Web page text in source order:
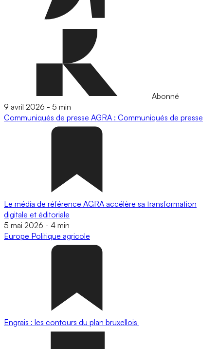
Abonné
9 avril 2026 - 5 min
Communiqués de presse AGRA : Communiqués de presse
Le média de référence AGRA accélère sa transformation
digitale et éditoriale
5 mai 2026 - 4 min
Europe Politique agricole
Engrais : les contours du plan bruxellois